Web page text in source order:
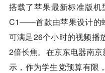
搭载了苹果最新标准版
C1——首款由苹果设计的
可满足26个小时的视频播
2倍长焦。在京东电器南
示，作为学生党预算有限